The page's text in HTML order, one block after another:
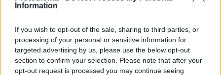
Information
If you wish to opt-out of the sale, sharing to third parties, or
processing of your personal or sensitive information for
targeted advertising by us, please use the below opt-out
section to confirm your selection. Please note that after your
opt-out request is processed you may continue seeing